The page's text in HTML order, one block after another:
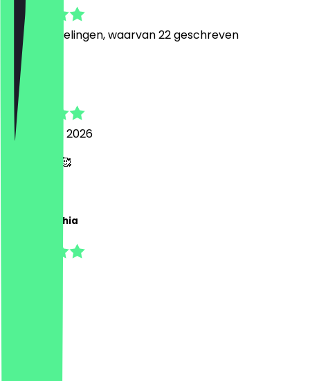
Beoordelingen, waarvan 22 geschreven
Amelie
6 augustus 2026
Perfect !!!🥰
Carina Sophia